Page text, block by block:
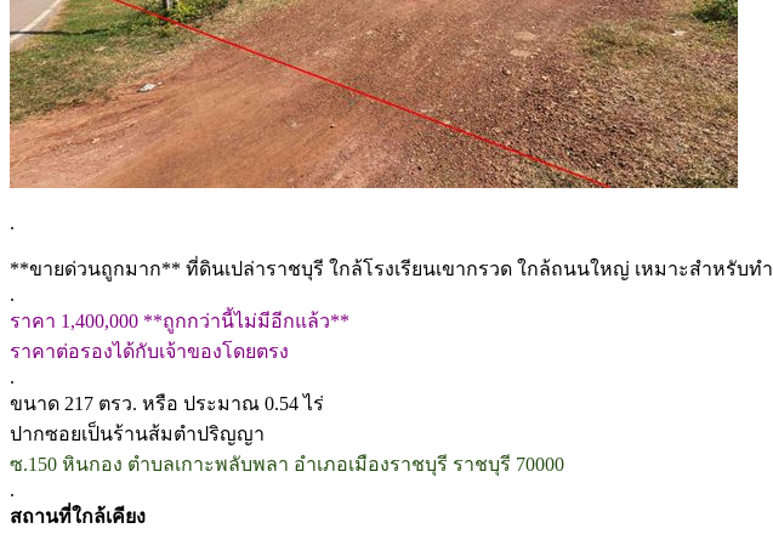
.
**ขายด่วนถูกมาก** ที่ดินเปล่าราชบุรี ใกล้โรงเรียนเขากรวด ใกล้ถนนใหญ่ เหมาะสำหรับ
.
ราคา 1,400,000 **ถูกกว่านี้ไม่มีอีกแล้ว**
ราคาต่อรองได้กับเจ้าของโดยตรง
.
ขนาด 217 ตรว. หรือ ประมาณ 0.54 ไร่
ปากซอยเป็นร้านส้มตำปริญญา
ซ.150 หินกอง ตำบลเกาะพลับพลา อำเภอเมืองราชบุรี ราชบุรี 70000
.
สถานที่ใกล้เคียง